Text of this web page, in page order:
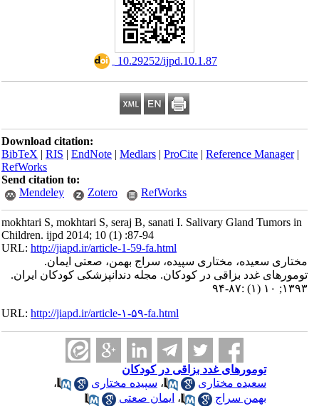
‎ 10.29252/ijpd.10.1.87
Download citation:
BibTeX|RIS|EndNote|Medlars|ProCite|Reference Manager
RefWorks
Send citation to:
Mendeley
Zotero RefWorks
mokhtari S, mokhtari S, seraj B, sanati I. Salivary Gland Tumors in
Children. ijpd 2014; 10 (1) :87-94
URL:http://jiapd.ir/article-1-59-fa.html
مختاری سعیده، مختاری سپیده، سراج بهمن، صعتی ایمان.
تومورهای غدد بزاقی در کودکان. مجله دندانپزشکی کودکان ایران.
۱۳۹۳; ۱۰ (۱) :۸۷-۹۴
URL:http://jiapd.ir/article-۱-۵۹-fa.html
تومورهای غدد بزاقی در کودکان
سعیده مختاری
،سپیده مختاری
،
بهمن سراج
،ایمان صعتی